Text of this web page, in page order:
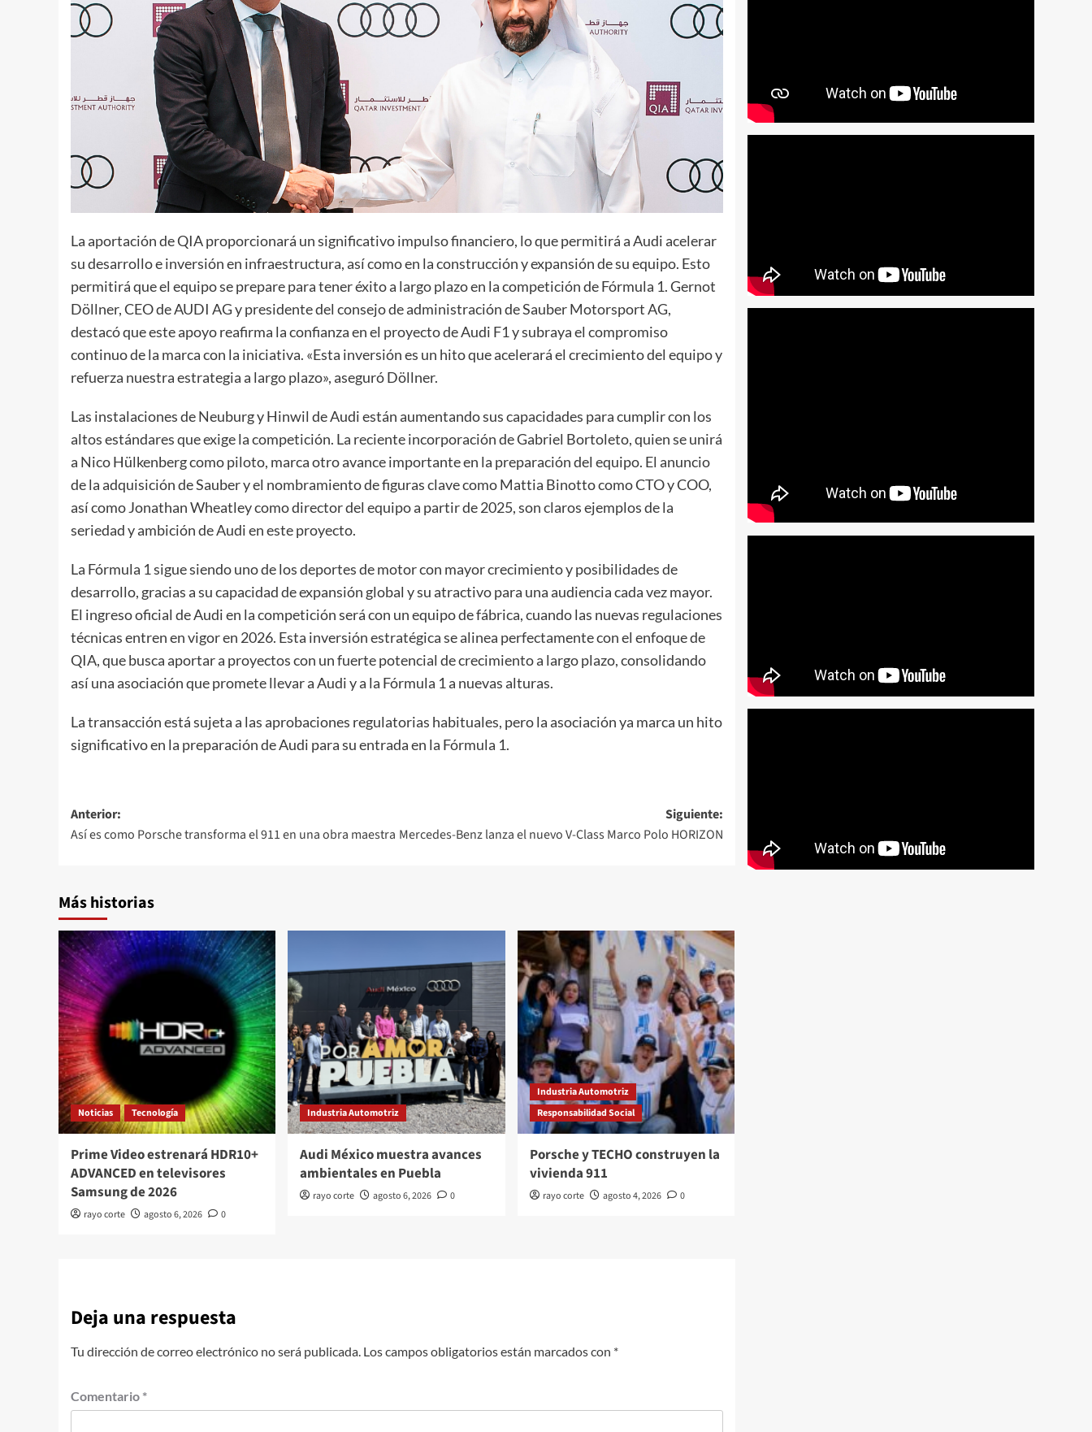
La aportación de QIA proporcionará un significativo impulso financiero, lo que permitirá a Audi acelerar
su desarrollo e inversión en infraestructura, así como en la construcción y expansión de su equipo. Esto
permitirá que el equipo se prepare para tener éxito a largo plazo en la competición de Fórmula 1. Gernot
Döllner, CEO de AUDI AG y presidente del consejo de administración de Sauber Motorsport AG,
destacó que este apoyo reafirma la confianza en el proyecto de Audi F1 y subraya el compromiso
continuo de la marca con la iniciativa. «Esta inversión es un hito que acelerará el crecimiento del equipo y
refuerza nuestra estrategia a largo plazo», aseguró Döllner.
Las instalaciones de Neuburg y Hinwil de Audi están aumentando sus capacidades para cumplir con los
altos estándares que exige la competición. La reciente incorporación de Gabriel Bortoleto, quien se unirá
a Nico Hülkenberg como piloto, marca otro avance importante en la preparación del equipo. El anuncio
de la adquisición de Sauber y el nombramiento de figuras clave como Mattia Binotto como CTO y COO,
así como Jonathan Wheatley como director del equipo a partir de 2025, son claros ejemplos de la
seriedad y ambición de Audi en este proyecto.
La Fórmula 1 sigue siendo uno de los deportes de motor con mayor crecimiento y posibilidades de
desarrollo, gracias a su capacidad de expansión global y su atractivo para una audiencia cada vez mayor.
El ingreso oficial de Audi en la competición será con un equipo de fábrica, cuando las nuevas regulaciones
técnicas entren en vigor en 2026. Esta inversión estratégica se alinea perfectamente con el enfoque de
QIA, que busca aportar a proyectos con un fuerte potencial de crecimiento a largo plazo, consolidando
así una asociación que promete llevar a Audi y a la Fórmula 1 a nuevas alturas.
La transacción está sujeta a las aprobaciones regulatorias habituales, pero la asociación ya marca un hito
significativo en la preparación de Audi para su entrada en la Fórmula 1.
Navegación
de
Anterior:
Así es como Porsche transforma el 911 en una obra maestra
Siguiente:
Mercedes-Benz lanza el nuevo V-Class Marco Polo HORIZON
Más historias
Noticias Tecnología
Prime Video estrenará HDR10+
ADVANCED en televisores
Samsung de 2026
rayo corte agosto 6, 2026 0
Industria Automotriz
Audi México muestra avances
ambientales en Puebla
rayo corte agosto 6, 2026 0
Industria Automotriz
Responsabilidad Social
Porsche y TECHO construyen la
vivienda 911
rayo corte agosto 4, 2026 0
Deja una respuesta
Tu dirección de correo electrónico no será publicada. Los campos obligatorios están marcados con *
Comentario *